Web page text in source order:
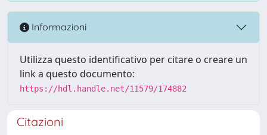
Informazioni
Utilizza questo identificativo per citare o creare un
link a questo documento:
https://hdl.handle.net/11579/174882
Citazioni